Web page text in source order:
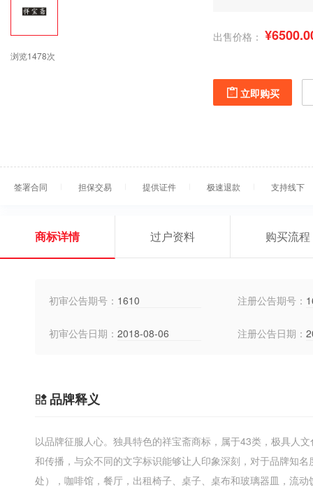
浏览1478次
出售价格：
立即购买
签署合同 担保交易 提供证件 极速退款 支持线下
商标详情 过户资料 购买流程
初审公告期号： 1610 注册公告期号：
初审公告日期： 2018-08-06 注册公告日期：
品牌释义
以品牌征服人心。独具特色的祥宝斋商标，属于43类，极具人
和传播，与众不同的文字标识能够让人印象深刻，对于品牌知
处），咖啡馆，餐厅，出租椅子、桌子、桌布和玻璃器皿，流